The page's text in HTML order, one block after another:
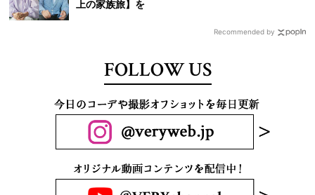
上の家族旅】を
Recommended by
FOLLOW US